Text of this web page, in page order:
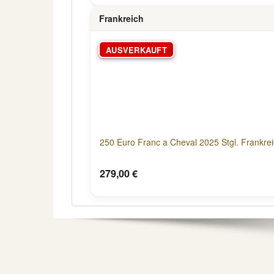
Frankreich
AUSVERKAUFT
250 Euro Franc a Cheval 2025 Stgl.
279,00 €